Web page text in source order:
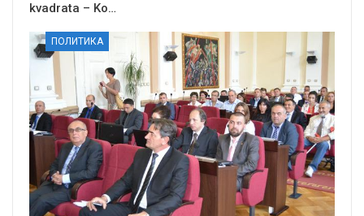
kvadrata – Ko…
ПОЛИТИКА